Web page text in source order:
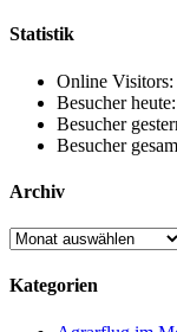
Statistik
Online Visitors:
Besucher heute:
Besucher
Besucher
Archiv
Archiv
Kategorien